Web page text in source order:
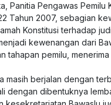
Panitia Pengawas
Tahun 2007, sebagian
Konstitusi terhadap
kewenangan dari
tahapan pemilu,
berjalan dengan
dengan dibentuknya